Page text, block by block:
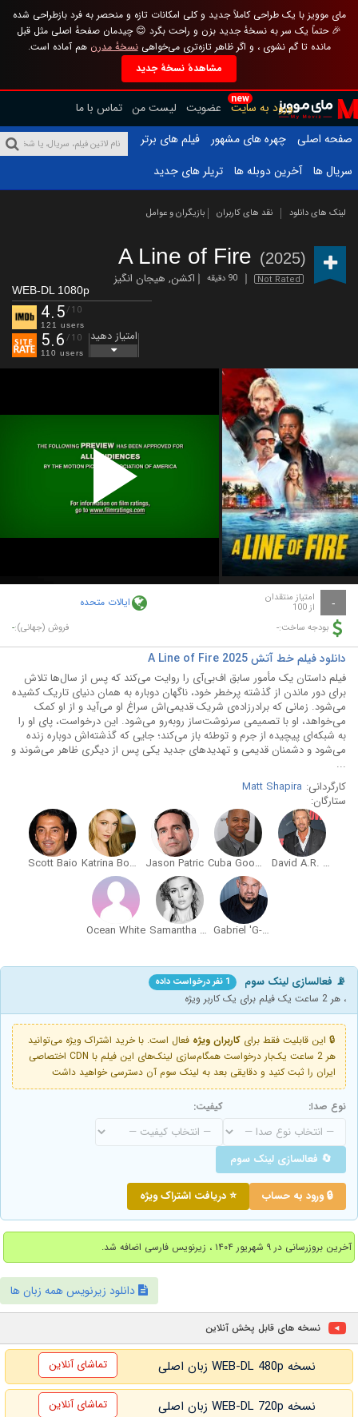
مای موویز با یک طراحی کاملاً جدید و کلی امکانات تازه و منحصر به فرد بازطراحی شده
🎉 حتماً یک سر به نسخهٔ جدید بزن و راحت بگرد 😊 چیدمان صفحهٔ اصلی مثل قبل
مانده تا گم نشوی ، و اگر ظاهر تازه‌تری می‌خواهینسخهٔ مدرن هم آماده است.
مشاهدهٔ نسخهٔ جدید
new
ورود به سایت عضویت لیست من تماس با ما
صفحه اصلی
چهره های مشهور
فیلم های برتر
سریال ها
آخرین دوبله ها تریلر های جدید
لینک های دانلود نقد های کاربران بازیگران و عوامل
A Line of Fire (2025)
Not Rated 90 دقیقه اکشن, هیجان انگیز
WEB-DL 1080p
4.5/10
121 users
5.6 /10
110 users
امتیاز دهید
Play
Video
- امتیاز منتقدان
از 100 ایالات متحده
بودجه ساخت:- فروش (جهانی):-
دانلود فیلم خط آتش A Line of Fire 2025
فیلم داستان یک مأمور سابق اف‌بی‌آی را روایت می‌کند که پس از سال‌ها تلاش
برای دور ماندن از گذشته پرخطر خود، ناگهان دوباره به همان دنیای تاریک کشیده
می‌شود. زمانی که برادرزاده‌ی شریک قدیمی‌اش سراغ او می‌آید و از او کمک
می‌خواهد، او با تصمیمی سرنوشت‌ساز روبه‌رو می‌شود. این درخواست، پای او را
به شبکه‌ای پیچیده از جرم و توطئه باز می‌کند؛ جایی که گذشته‌اش دوباره زنده
می‌شود و دشمنان قدیمی و تهدیدهای جدید یکی پس از دیگری ظاهر می‌شوند و
...
کارگردانی: Matt Shapira
ستارگان:
David A.R. White
Cuba Gooding Jr.
Jason Patric
Katrina Bowden
Scott Baio
Gabriel 'G-Rod' Rodriguez
Samantha Lockwood
Ocean White
📡 فعالسازی لینک سوم 1 نفر درخواست داده
، هر 2 ساعت یک فیلم برای یک کاربر ویژه
🔒 این قابلیت فقط برای کاربران ویژه فعال است. با خرید اشتراک ویژه می‌توانید
هر 2 ساعت یک‌بار درخواست همگام‌سازی لینک‌های این فیلم با CDN اختصاصی
ایران را ثبت کنید و دقایقی بعد به لینک سوم آن دسترسی خواهید داشت
نوع صدا: کیفیت:
🔄 فعالسازی لینک سوم
🔒 ورود به حساب ⭐ دریافت اشتراک ویژه
آخرین بروزرسانی در ۹ شهریور ۱۴۰۴ ، زیرنویس فارسی اضافه شد.
دانلود زیرنویس همه زبان ها
نسخه های قابل پخش آنلاین
نسخه WEB-DL 480p زبان اصلی تماشای آنلاین
نسخه WEB-DL 720p زبان اصلی تماشای آنلاین